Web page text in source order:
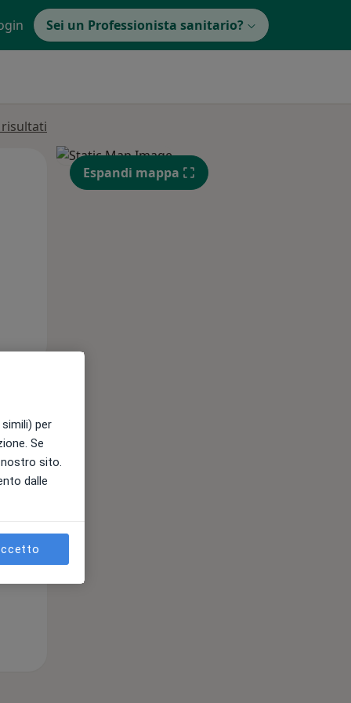
Sei un Professionista sanitario?
Gio, Ven,
14 Ago
Espandi mappa
per
Se
sito.
dalle